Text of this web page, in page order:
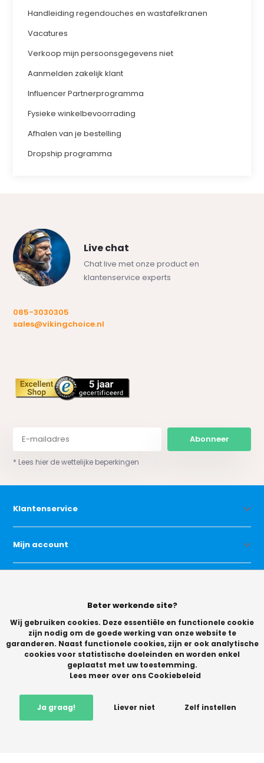
Handleiding regendouches en wastafelkranen
Vacatures
Verkoop mijn persoonsgegevens niet
Aanmelden zakelijk klant
Influencer Partnerprogramma
Fysieke winkelbevoorrading
Afhalen van je bestelling
Dropship programma
Live chat
Chat live met onze product en
klantenservice experts
085-3030305
sales@vikingchoice.nl
Abonneer
* Lees hier de wettelijke beperkingen
Klantenservice
Mijn account
Contact
© Copyright 2026 -
Vikingchoice.nl - Scherpe prijzen! Ruime keuze
Beter werkende site?
Wij gebruiken cookies. Deze essentiële en functionele cookie
zijn nodig om de goede werking van onze website te
garanderen. Naast functionele cookies, zijn er ook analytische
cookies voor statistische doeleinden en worden enkel
geplaatst met uw toestemming.
Lees meer over ons Cookiebeleid
Ja graag! Liever niet Zelf instellen